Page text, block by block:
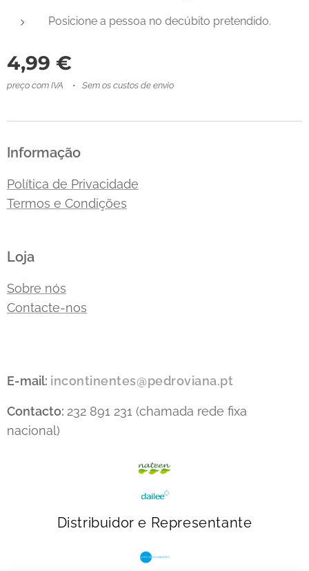
Posicione a pessoa no decúbito pretendido.
4,99 €
preço com IVA Sem os custos de envio
Informação
Política de Privacidade
Termos e Condições
Loja
Sobre nós
Contacte-nos
E-mail: incontinentes@pedroviana.pt
Contacto: 232 891 231 (chamada rede fixa
nacional)
Distribuidor e Representante